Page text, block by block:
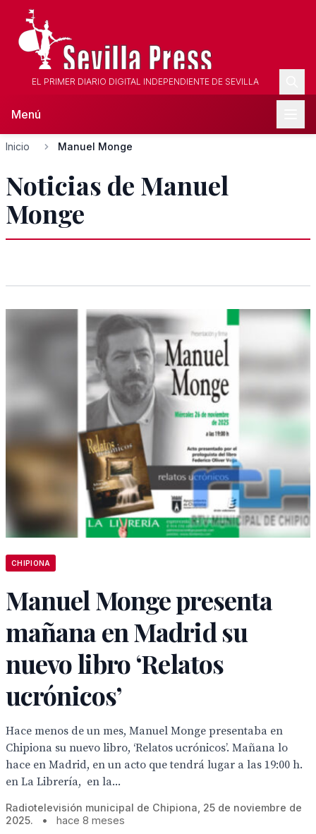
EL PRIMER DIARIO DIGITAL INDEPENDIENTE DE SEVILLA
Menú
Inicio Manuel Monge
Noticias de Manuel
Monge
CHIPIONA
Manuel Monge presenta
mañana en Madrid su
nuevo libro ‘Relatos
ucrónicos’
Hace menos de un mes, Manuel Monge presentaba en
Chipiona su nuevo libro, ‘Relatos ucrónicos’. Mañana lo
hace en Madrid, en un acto que tendrá lugar a las 19:00 h.
en La Librería, en la...
Radiotelevisión municipal de Chipiona, 25 de noviembre de
2025.
• hace 8 meses